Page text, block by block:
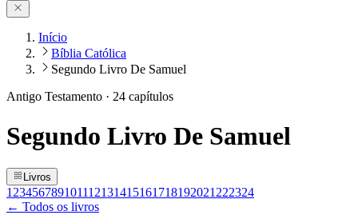
Início
Bíblia Católica
Segundo Livro De Samuel
Antigo Testamento · 24 capítulos
Segundo Livro De Samuel
Livros
1 23456789101112131415161718192021 222324
← Todos os livros